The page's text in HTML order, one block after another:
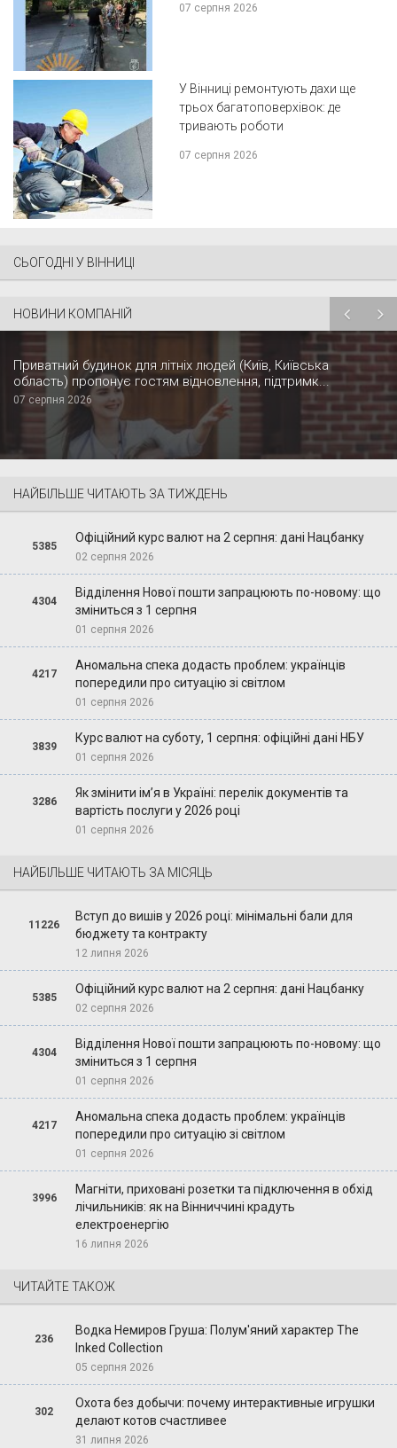
07 серпня 2026
У Вінниці ремонтують дахи ще
трьох багатоповерхівок: де
тривають роботи
07 серпня 2026
СЬОГОДНІ У ВІННИЦІ
НОВИНИ КОМПАНІЙ
Приватний будинок для літніх людей (Київ, Київська
область) пропонує гостям відновлення, підтримк...
07 серпня 2026
НАЙБІЛЬШЕ ЧИТАЮТЬ ЗА ТИЖДЕНЬ
5385
Офіційний курс валют на 2 серпня: дані Нацбанку
02 серпня 2026
4304
Відділення Нової пошти запрацюють по-новому: що
зміниться з 1 серпня
01 серпня 2026
4217
Аномальна спека додасть проблем: українців
попередили про ситуацію зі світлом
01 серпня 2026
3839
Курс валют на суботу, 1 серпня: офіційні дані НБУ
01 серпня 2026
3286
Як змінити ім’я в Україні: перелік документів та
вартість послуги у 2026 році
01 серпня 2026
НАЙБІЛЬШЕ ЧИТАЮТЬ ЗА МІСЯЦЬ
11226
Вступ до вишів у 2026 році: мінімальні бали для
бюджету та контракту
12 липня 2026
5385
Офіційний курс валют на 2 серпня: дані Нацбанку
02 серпня 2026
4304
Відділення Нової пошти запрацюють по-новому: що
зміниться з 1 серпня
01 серпня 2026
4217
Аномальна спека додасть проблем: українців
попередили про ситуацію зі світлом
01 серпня 2026
3996
Магніти, приховані розетки та підключення в обхід
лічильників: як на Вінниччині крадуть
електроенергію
16 липня 2026
ЧИТАЙТЕ ТАКОЖ
236
Водка Немиров Груша: Полум'яний характер The
Inked Collection
05 серпня 2026
302
Охота без добычи: почему интерактивные игрушки
делают котов счастливее
31 липня 2026